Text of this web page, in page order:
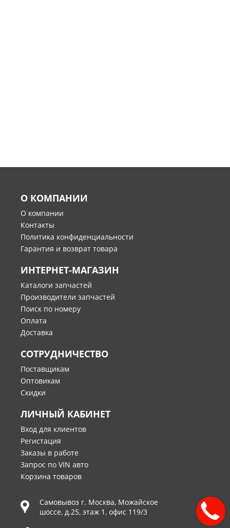
О КОМПАНИИ
О компании
Контакты
Политика конфиденциальности
Гарантия и возврат товара
ИНТЕРНЕТ-МАГАЗИН
Каталоги запчастей
Производители запчастей
Поиск по номеру
Оплата
Доставка
СОТРУДНИЧЕСТВО
Поставщикам
Оптовикам
Скидки
ЛИЧНЫЙ КАБИНЕТ
Вход для клиентов
Регистация
Заказы в работе
Запрос по VIN авто
Корзина товаров
Самовывоз г. Москва, Можайское
шоссе, д.25, этаж 1, офис 119/3